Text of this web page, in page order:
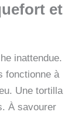
et
inattendue.
fonctionne à
Une tortilla
À savourer